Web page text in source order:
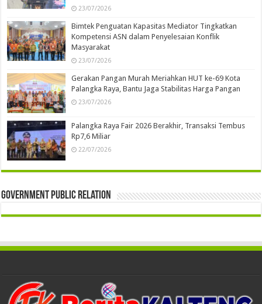
23/07/2026
Bimtek Penguatan Kapasitas Mediator Tingkatkan
Kompetensi ASN dalam Penyelesaian Konflik
Masyarakat
23/07/2026
Gerakan Pangan Murah Meriahkan HUT ke-69 Kota
Palangka Raya, Bantu Jaga Stabilitas Harga Pangan
23/07/2026
Palangka Raya Fair 2026 Berakhir, Transaksi Tembus
Rp7,6 Miliar
22/07/2026
Government Public Relation